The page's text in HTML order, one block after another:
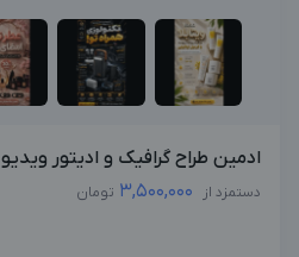
ادمین طراح گرافیک و ادیتور ویدیو
دستمزد از 3,500,000 تومان